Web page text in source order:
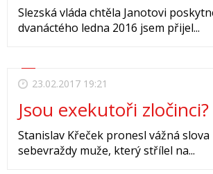
Slezská vláda chtěla Janotovi
dvanáctého ledna 2016 jsem přijel...
23.02.2017 19:21
Jsou exekutoři zločinci?
Stanislav Křeček pronesl vážná
sebevraždy muže, který střílel na...